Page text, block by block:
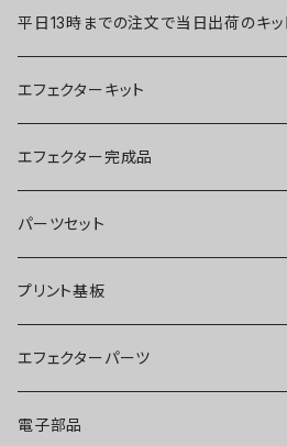
平日13時までの注文で当日出荷のキッ
エフェクターキット
ブースター
オーバードライブ
ディストーション
ファズ
プリアンプ
エフェクター完成品
ブースター
オーバードライブ
ディストーション
ファズ
パーツセット
ブースター
オーバードライブ
ディストーション
プリント基板
オーバードライブ
ディストーション
エフェクターパーツ
スイッチ
電子部品